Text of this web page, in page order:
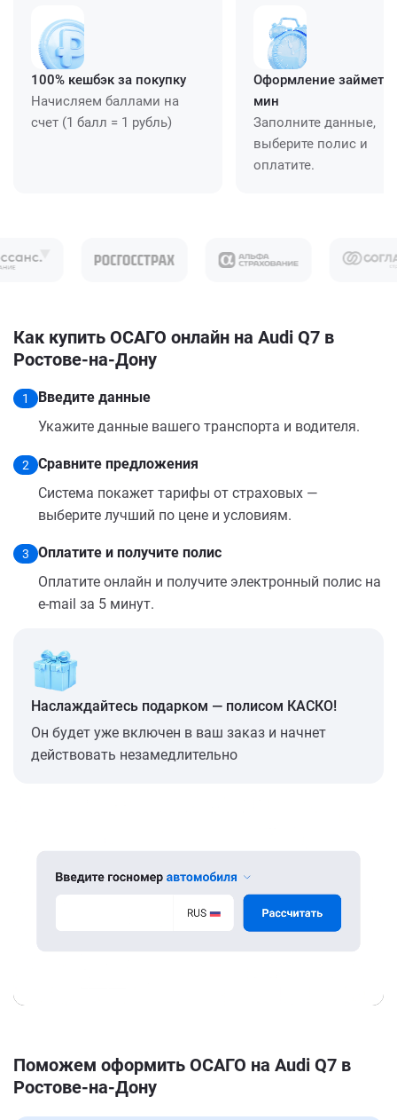
100% кешбэк за покупку
Начисляем баллами на
счет (1 балл = 1 рубль)
Оформление займет
мин
Заполните данные,
выберите полис и
оплатите.
Как купить ОСАГО онлайн на Audi Q7 в
Ростове-на-Дону
1
Введите данные
Укажите данные вашего транспорта и водителя.
2
Сравните предложения
Система покажет тарифы от страховых —
выберите лучший по цене и условиям.
3
Оплатите и получите полис
Оплатите онлайн и получите электронный полис на
e-mail за 5 минут.
Наслаждайтесь подарком — полисом КАСКО!
Он будет уже включен в ваш заказ и начнет
действовать незамедлительно
Поможем оформить ОСАГО на Audi Q7 в
Ростове-на-Дону